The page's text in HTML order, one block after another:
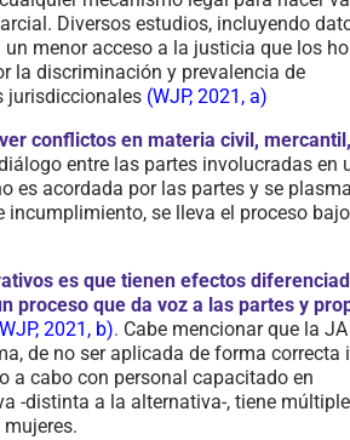
Diversos estudios, incluyendo
menor acceso a la justicia que los
la discriminación y prevalencia de
jurisdiccionales (WJP, 2021 , a)
conflictos en materia civil, mercantil,
entre las partes involucradas en
es acordada por las partes y se
incumplimiento, se lleva el proceso
es que tienen efectos
proceso que da voz a las partes y
WJP, 2021, b). Cabe mencionar que la
de no ser aplicada de forma correcta
a cabo con personal capacitado en
-distinta a la alternativa-, tiene